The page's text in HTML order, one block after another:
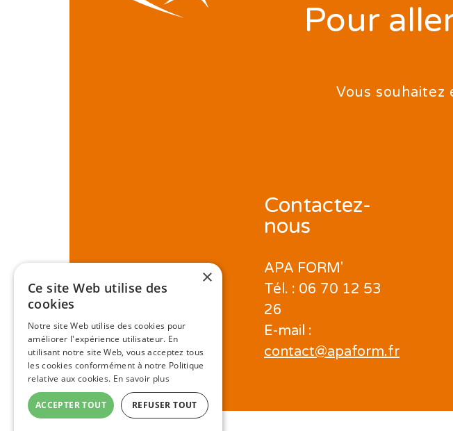
Pour
Vous souhaitez
Contactez-
nous
APA FORM'
Tél. : 06 70 12 53
26
E-mail :
contact@apaform.fr
×
Ce site Web utilise des
cookies
Notre site Web utilise des cookies pour
améliorer l'expérience utilisateur. En
utilisant notre site Web, vous acceptez tous
les cookies conformément à notre Politique
relative aux cookies. En savoir plus
ACCEPTER TOUT REFUSER TOUT